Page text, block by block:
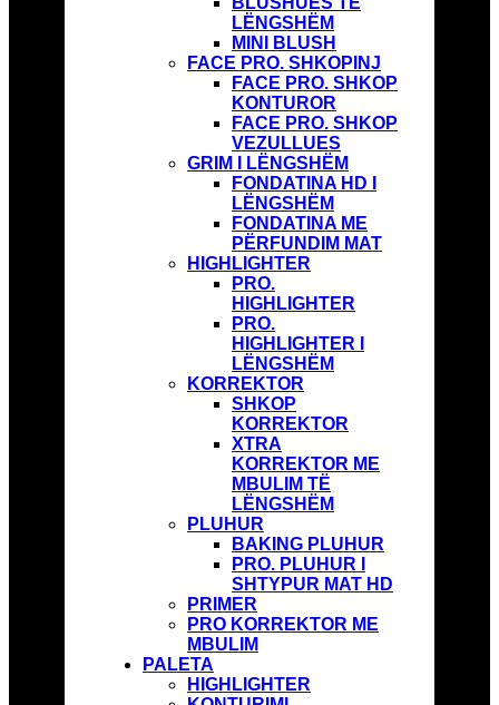
LËNGSHËM
MINI BLUSH
FACE PRO. SHKOPINJ
FACE PRO. SHKOP
KONTUROR
FACE PRO. SHKOP
VEZULLUES
GRIM I LËNGSHËM
FONDATINA HD I
LËNGSHËM
FONDATINA ME
PËRFUNDIM MAT
HIGHLIGHTER
PRO.
HIGHLIGHTER
PRO.
HIGHLIGHTER I
LËNGSHËM
KORREKTOR
SHKOP
KORREKTOR
XTRA
KORREKTOR ME
MBULIM TË
LËNGSHËM
PLUHUR
BAKING PLUHUR
PRO. PLUHUR I
SHTYPUR MAT HD
PRIMER
PRO KORREKTOR ME
MBULIM
PALETA
HIGHLIGHTER